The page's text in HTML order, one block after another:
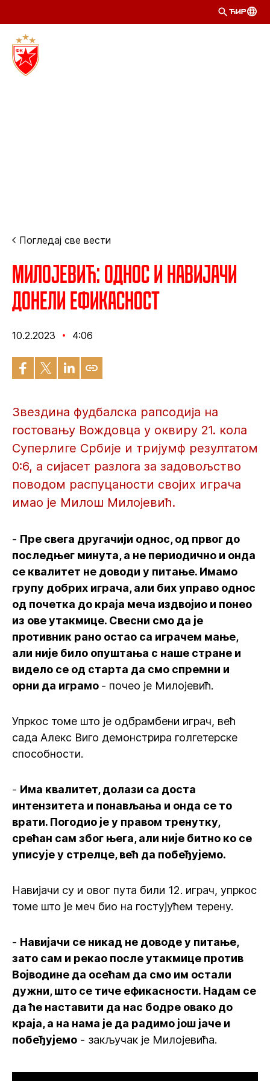
ЋИР
Погледај све вести
Милојевић: Однос и навијачи
донели ефикасност
10.2.2023 4:06
Звездина фудбалска рапсодија на
гостовању Вождовца у оквиру 21. кола
Суперлиге Србије и тријумф резултатом
0:6, а сијасет разлога за задовољство
поводом распуцаности својих играча
имао је Милош Милојевић.
- Пре свега другачији однос, од првог до
последњег минута, а не периодично и онда
се квалитет не доводи у питање. Имамо
групу добрих играча, али бих управо однос
од почетка до краја меча издвојио и понео
из ове утакмице. Свесни смо да је
противник рано остао са играчем мање,
али није било опуштања с наше стране и
видело се од старта да смо спремни и
орни да играмо - почео је Милојевић.
Упркос томе што је одбрамбени играч, већ
сада Алекс Виго демонстрира голгетерске
способности.
- Има квалитет, долази са доста
интензитета и понављања и онда се то
врати. Погодио је у правом тренутку,
срећан сам због њега, али није битно ко се
уписује у стрелце, већ да побеђујемо.
Навијачи су и овог пута били 12. играч, упркос
томе што је меч био на гостујућем терену.
- Навијачи се никад не доводе у питање,
зато сам и рекао после утакмице против
Војводине да осећам да смо им остали
дужни, што се тиче ефикасности. Надам се
да ће наставити да нас бодре овако до
краја, а на нама је да радимо још јаче и
побеђујемо - закључак је Милојевића.